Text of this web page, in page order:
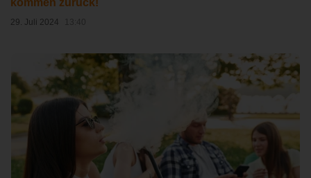
kommen zurück!
29. Juli 2024